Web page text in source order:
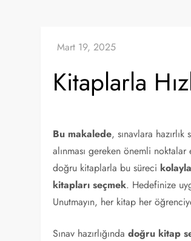
Kitaplarla
Bu makalede, sınavlara
alınması gereken önemli
doğru kitaplarla bu süreci
kitapları seçmek. Hedefinize
Unutmayın, her kitap her
Sınav hazırlığındadoğru kitap